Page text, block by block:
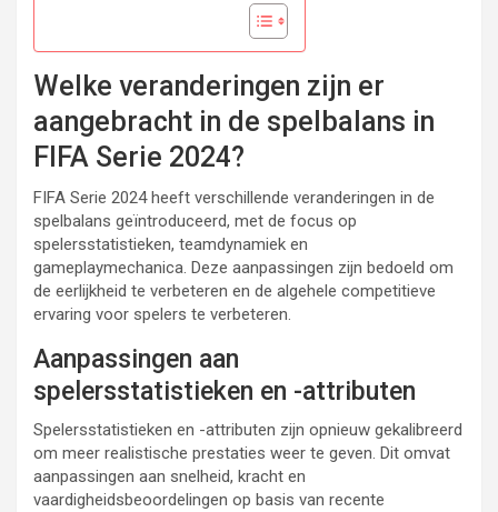
Welke veranderingen zijn er
aangebracht in de spelbalans in
FIFA Serie 2024?
FIFA Serie 2024 heeft verschillende veranderingen in de
spelbalans geïntroduceerd, met de focus op
spelersstatistieken, teamdynamiek en
gameplaymechanica. Deze aanpassingen zijn bedoeld om
de eerlijkheid te verbeteren en de algehele competitieve
ervaring voor spelers te verbeteren.
Aanpassingen aan
spelersstatistieken en -attributen
Spelersstatistieken en -attributen zijn opnieuw gekalibreerd
om meer realistische prestaties weer te geven. Dit omvat
aanpassingen aan snelheid, kracht en
vaardigheidsbeoordelingen op basis van recente